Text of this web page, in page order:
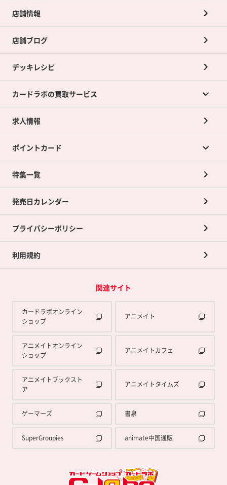
店舗情報
店舗ブログ
デッキレシピ
カードラボの買取サービス
カードラボの買取サービスTOP
店舗買取について
ネット買取について
買取承諾書について
求人情報
ポイントカード
ポイントカードTOP
ポイント交換景品
特集一覧
発売日カレンダー
プライバシーポリシー
利用規約
関連サイト
カードラボオンライン
ショップ
アニメイト
アニメイトオンライン
ショップ
アニメイトカフェ
アニメイトブックスト
ア
アニメイトタイムズ
ゲーマーズ 書泉
SuperGroupies animate中国通販